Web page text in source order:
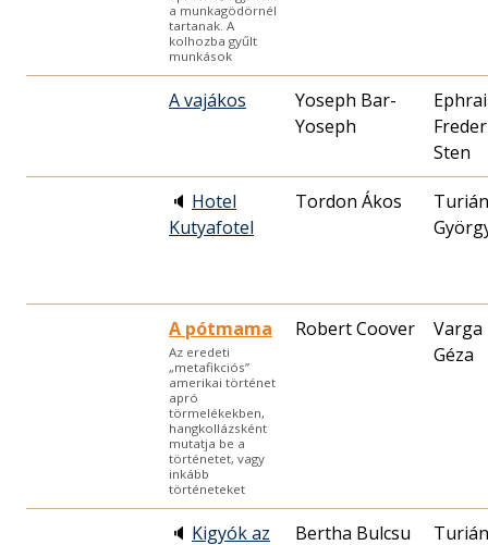
a munkagödörnél
tartanak. A
kolhozba gyűlt
munkások
A vajákos
Yoseph Bar-
Yoseph
Sten
🔈 Hotel
Kutyafotel
Tordon Ákos
Turián
A pótmama
Az eredeti
„metafikciós”
amerikai történet
apró
törmelékekben,
hangkollázsként
mutatja be a
történetet, vagy
inkább
történeteket
Robert Coover
Varga
Géza
🔈 Kigyók az Turián